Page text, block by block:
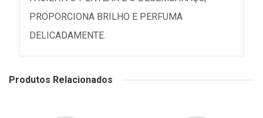
PROPORCIONA BRILHO E PERFUMA
DELICADAMENTE.
Produtos Relacionados